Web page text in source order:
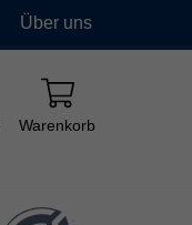
Über uns
Warenkorb